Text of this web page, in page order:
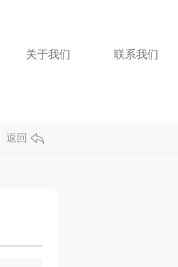
关于我们 联系我们
返回